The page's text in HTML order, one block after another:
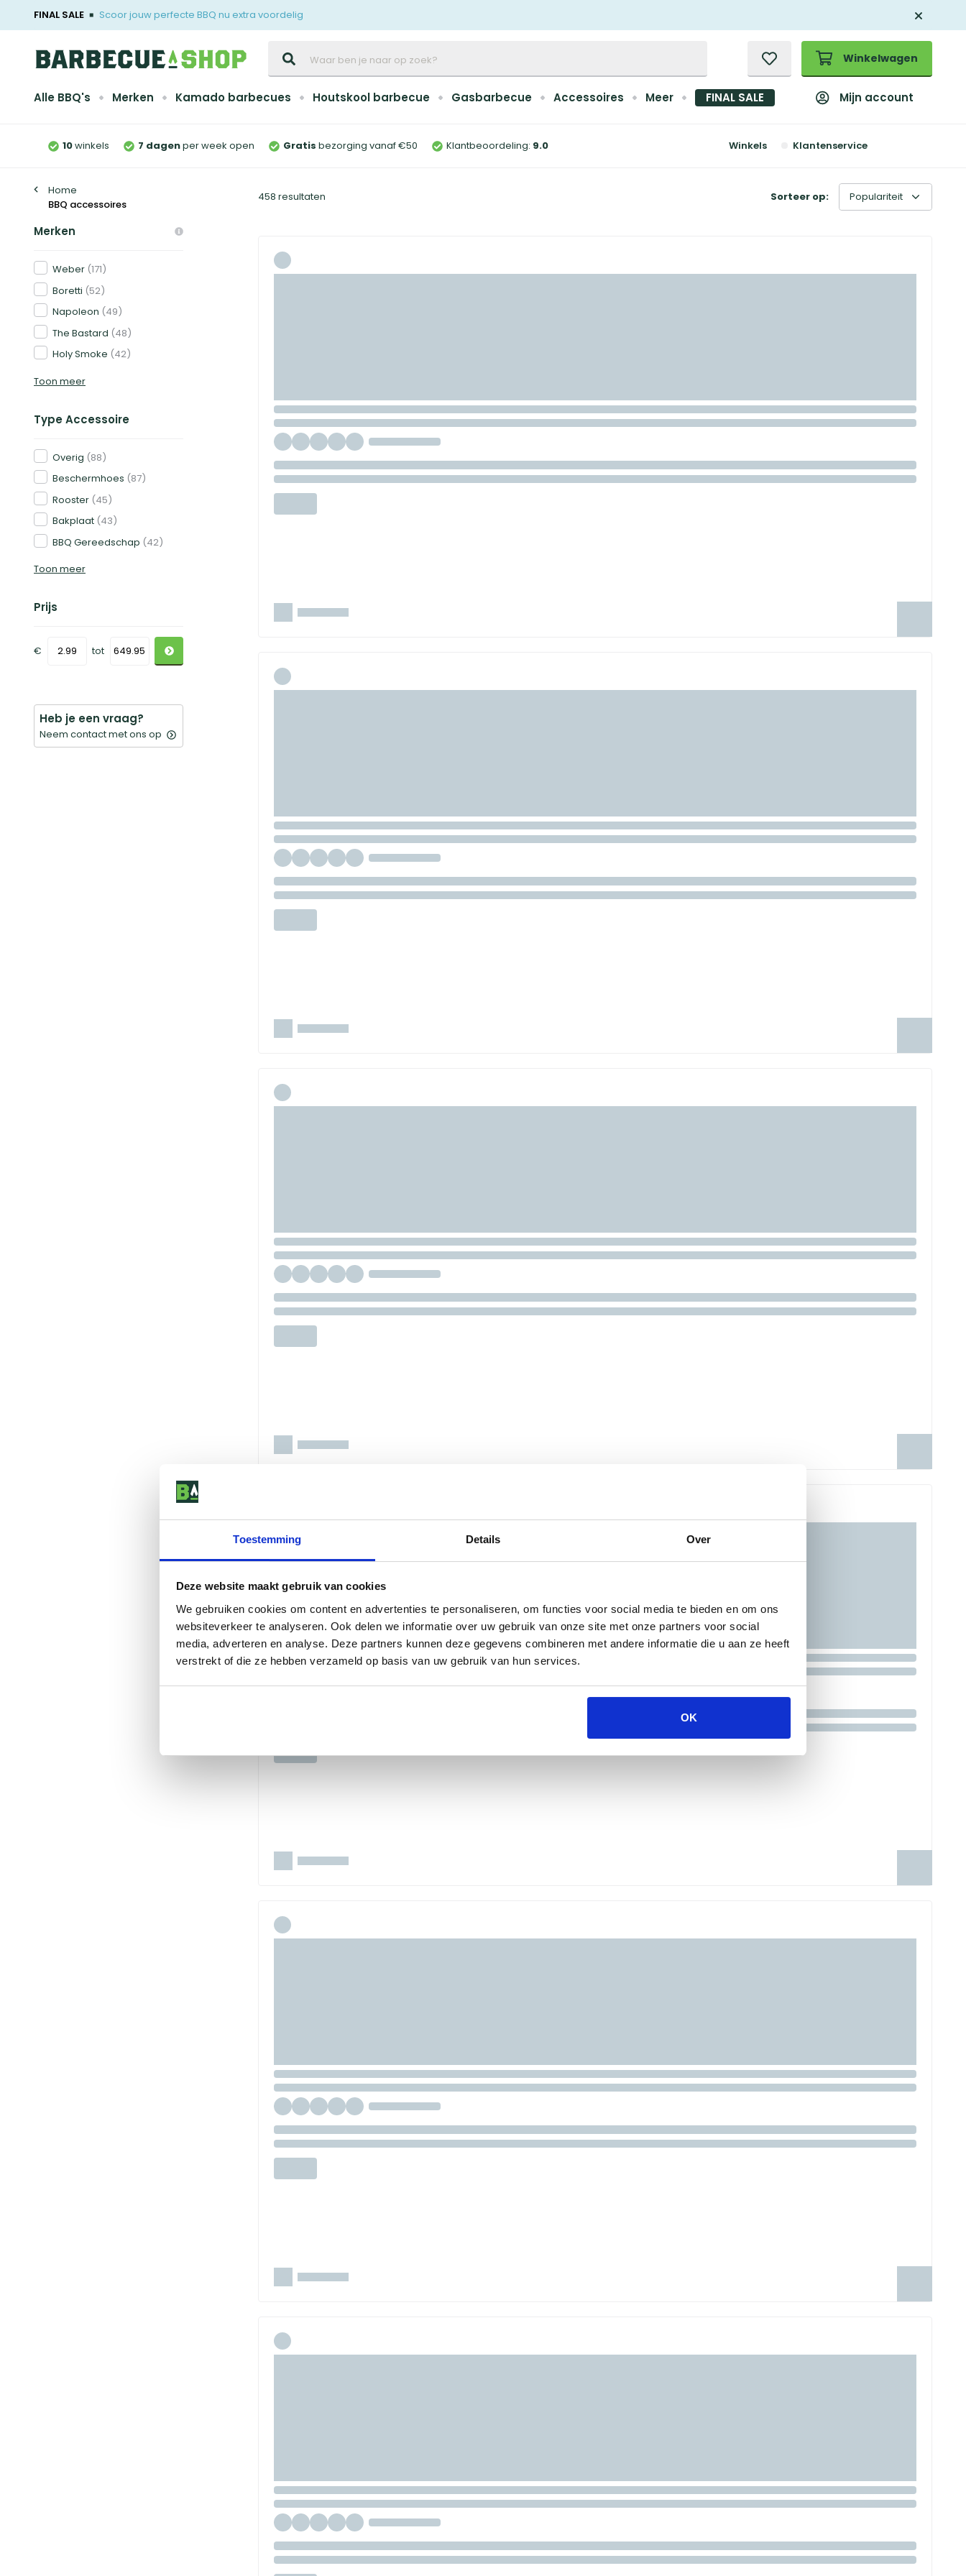
Toestemming Details Over
Deze website maakt gebruik van cookies
We gebruiken cookies om content en advertenties te personaliseren, om functies voor social media te bieden en om ons
websiteverkeer te analyseren. Ook delen we informatie over uw gebruik van onze site met onze partners voor social
media, adverteren en analyse. Deze partners kunnen deze gegevens combineren met andere informatie die u aan ze heeft
verstrekt of die ze hebben verzameld op basis van uw gebruik van hun services.
OK
FINAL SALE Scoor jouw perfecte BBQ nu extra voordelig
Winkelwagen
Alle BBQ's Merken Kamado barbecues Houtskool barbecue Gasbarbecue Accessoires Meer FINAL SALE Mijn account
10winkels 7 dagenper week open Gratis bezorging vanaf €50 Klantbeoordeling: 9.0 Winkels Klantenservice
Home
BBQ accessoires
Merken
Weber (171)
Boretti (52)
Napoleon (49)
The Bastard (48)
Holy Smoke (42)
Toon meer
Type Accessoire
Overig (88)
Beschermhoes (87)
Rooster (45)
Bakplaat (43)
BBQ Gereedschap (42)
Toon meer
Prijs
€ tot
Heb je een vraag?
Neem contact met ons op
458 resultaten Sorteer op: